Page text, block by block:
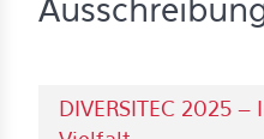
DIVERSITEC 2025